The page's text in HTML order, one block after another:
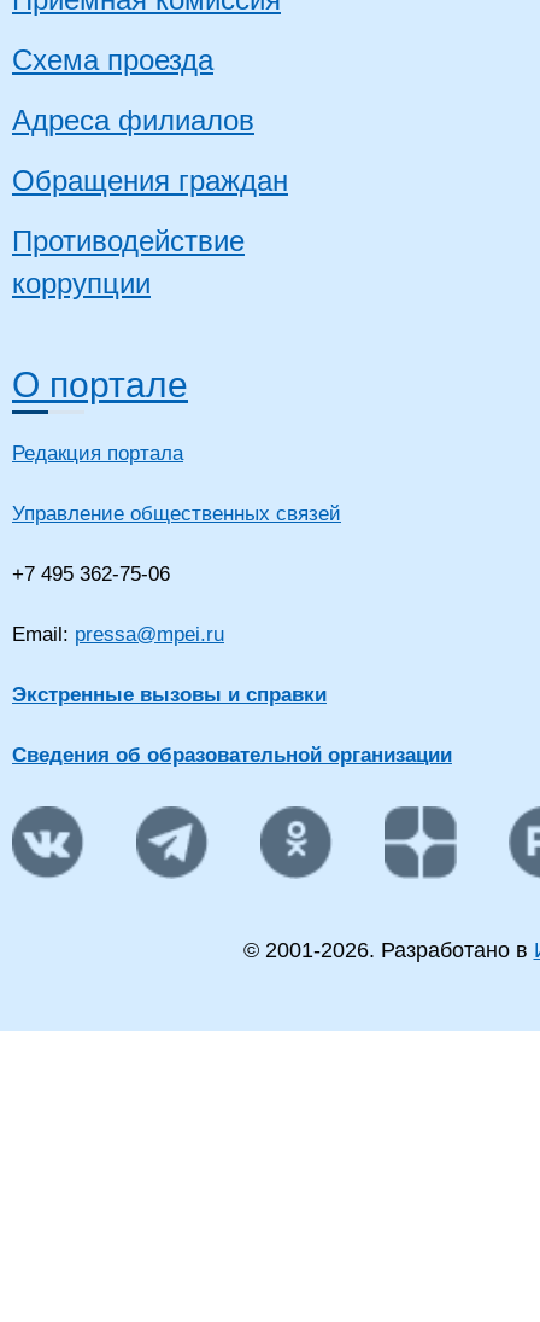
Схема проезда
Адреса филиалов
Обращения граждан
Противодействие
коррупции
О портале
Редакция портала
Управление общественных связей
+7 495 362-75-06
Email: pressa@mpei.ru
Экстренные вызовы и справки
Сведения об образовательной организации
© 2001-2026. Разработано в